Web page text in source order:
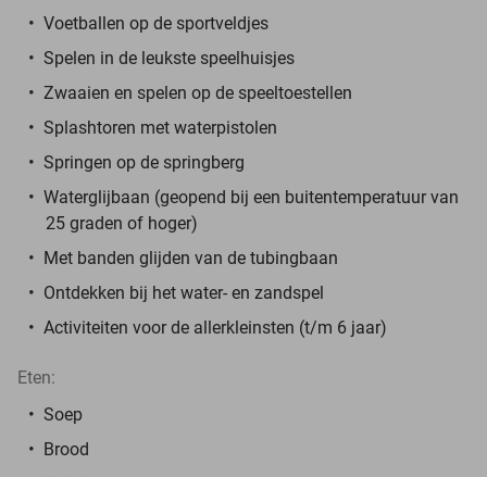
Voetballen op de sportveldjes
Spelen in de leukste speelhuisjes
Zwaaien en spelen op de speeltoestellen
Splashtoren met waterpistolen
Springen op de springberg
Waterglijbaan (geopend bij een buitentemperatuur van
25 graden of hoger)
Met banden glijden van de tubingbaan
Ontdekken bij het water- en zandspel
Activiteiten voor de allerkleinsten (t/m 6 jaar)
Eten:
Soep
Brood